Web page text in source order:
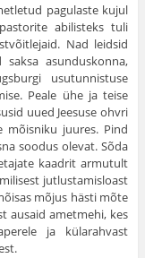
pagulaste kujul
abilisteks tuli
Nad leidsid
asunduskonna,
usutunnistuse
Peale ühe ja teise
uued Jeesuse ohvri
mõisniku juures. Pind
soodus olevat. Sõda
kaadrit armutult
jutlustamisloast
mõjus hästi mõte
ausaid ametmehi, kes
ja külarahvast